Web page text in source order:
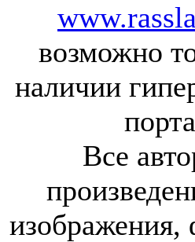
возможно
наличии
Все